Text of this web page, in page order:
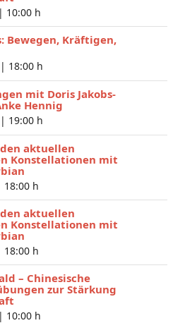
10:00 h
Bewegen, Kräftigen,
18:00 h
mit Doris Jakobs-
Hennig
19:00 h
aktuellen
Konstellationen mit
18:00 h
aktuellen
Konstellationen mit
18:00 h
– Chinesische
zur Stärkung
10:00 h